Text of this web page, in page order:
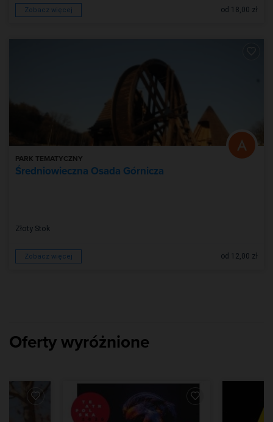
Zobacz więcej od 18,00 zł
PARK TEMATYCZNY
Średniowieczna Osada Górnicza
Złoty Stok
Zobacz więcej od 12,00 zł
Oferty wyróżnione